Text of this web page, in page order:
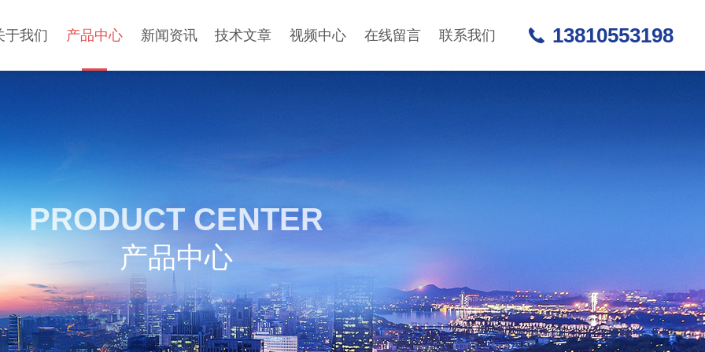
于我们 产品中心 新闻资讯 技术文章 视频中心 在线留言 联系我们 13810553198
PRODUCT CENTER
产品中心